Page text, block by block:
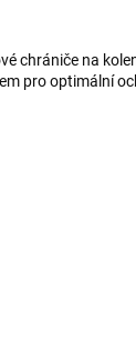
chrániče na
pro optimální